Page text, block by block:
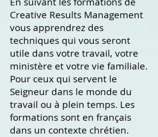
Creative Results Management
vous apprendrez des
techniques qui vous seront
utile dans votre travail, votre
ministère et votre vie familiale.
Pour ceux qui servent le
Seigneur dans le monde du
travail ou à plein temps. Les
formations sont en français
dans un contexte chrétien.